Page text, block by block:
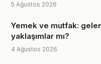
5 Ağustos 2026
Yemek ve mutfak:
yaklaşımlar mı?
4 Ağustos 2026